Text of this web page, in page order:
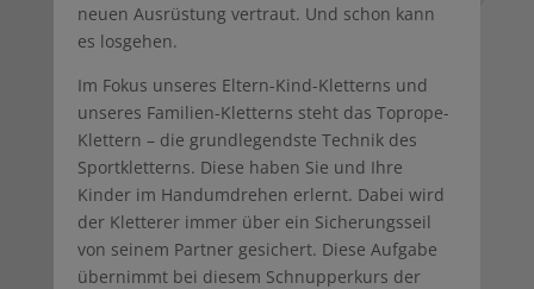
neuen Ausrüstung vertraut. Und schon kann
es losgehen.
Im Fokus unseres Eltern-Kind-Kletterns und
unseres Familien-Kletterns steht das Toprope-
Klettern – die grundlegendste Technik des
Sportkletterns. Diese haben Sie und Ihre
Kinder im Handumdrehen erlernt. Dabei wird
der Kletterer immer über ein Sicherungsseil
von seinem Partner gesichert. Diese Aufgabe
übernimmt bei diesem Schnupperkurs der